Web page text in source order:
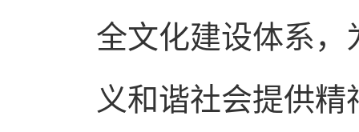
全文化建设体系
义和谐社会提供